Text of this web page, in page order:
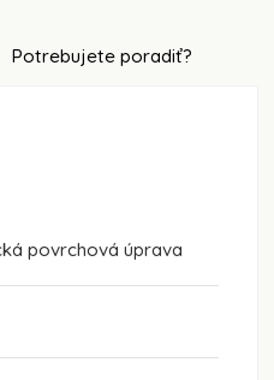
Potrebujete poradiť?
povrchová úprava